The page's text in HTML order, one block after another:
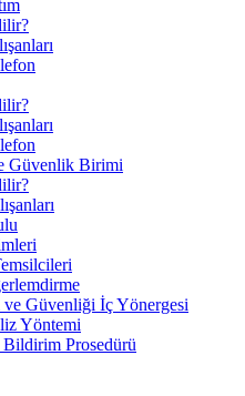
Güvenlik Birimi
ve Güvenliği İç Yönergesi
Yöntemi
Bildirim Prosedürü